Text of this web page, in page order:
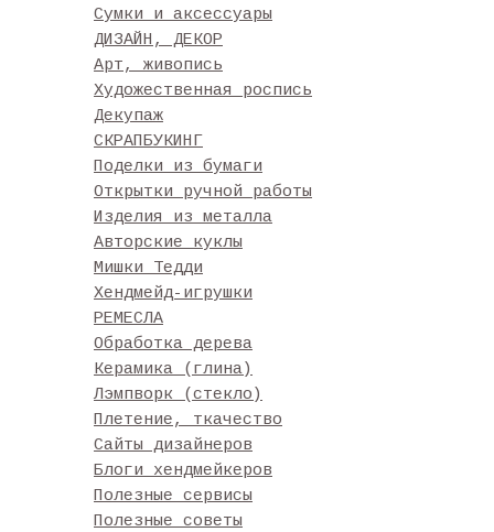
Сумки и аксессуары
ДИЗАЙН, ДЕКОР
Арт, живопись
Художественная роспись
Декупаж
СКРАПБУКИНГ
Поделки из бумаги
Открытки ручной работы
Изделия из металла
Авторские куклы
Мишки Тедди
Хендмейд-игрушки
РЕМЕСЛА
Обработка дерева
Керамика (глина)
Лэмпворк (стекло)
Плетение, ткачество
Сайты дизайнеров
Блоги хендмейкеров
Полезные сервисы
Полезные советы